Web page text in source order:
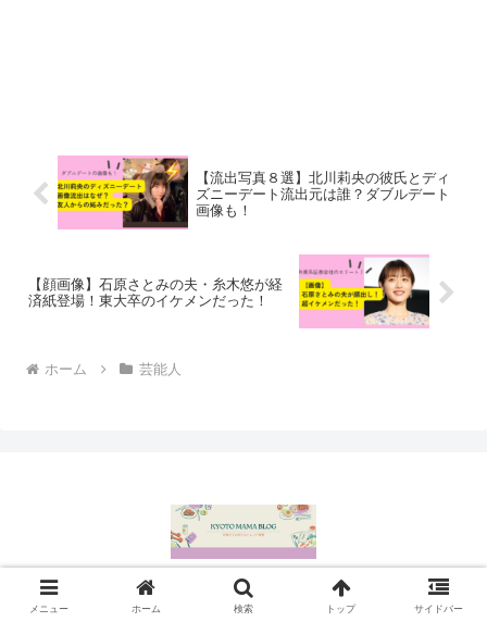
【流出写真８選】北川莉央の彼氏とディ
ズニーデート流出元は誰？ダブルデート
画像も！
【顔画像】石原さとみの夫・糸木悠が経
済紙登場！東大卒のイケメンだった！
ホーム 芸能人
プロフィール
サイトマップ
お問い合わせ
メニュー ホーム 検索 トップ サイドバー